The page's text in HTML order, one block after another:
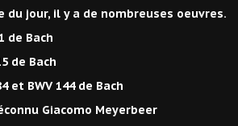
du jour, il y a de nombreuses oeuvres.
de Bach
de Bach
et BWV 144 de Bach
Giacomo Meyerbeer